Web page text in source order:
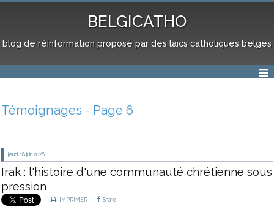
BELGICATHO
blog de réinformation proposé par des laïcs catholiques belges
Témoignages - Page 6
jeudi 18 juin 2026
Irak : l'histoire d'une communauté chrétienne sous
pression
IMPRIMER Share